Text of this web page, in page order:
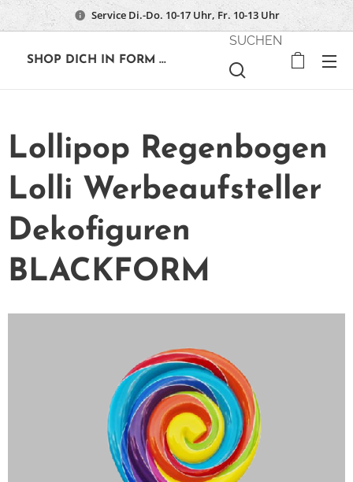
Service Di.-Do. 10-17 Uhr, Fr. 10-13 Uhr
SHOP DICH IN FORM ...
SUCHEN
Lollipop Regenbogen
Lolli Werbeaufsteller
Dekofiguren
BLACKFORM